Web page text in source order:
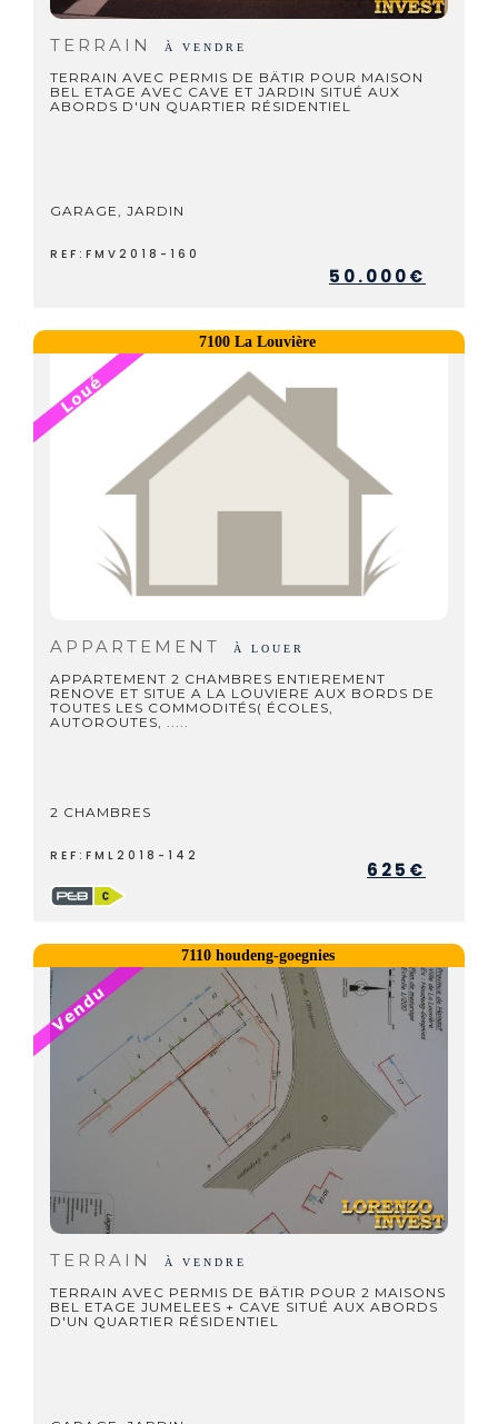
TERRAIN À VENDRE
TERRAIN AVEC PERMIS DE BÄTIR POUR MAISON
BEL ETAGE AVEC CAVE ET JARDIN SITUÉ AUX
ABORDS D'UN QUARTIER RÉSIDENTIEL
GARAGE, JARDIN
REF:FMV2018-160
50.000€
7100 La Louvière
APPARTEMENT À LOUER
APPARTEMENT 2 CHAMBRES ENTIEREMENT
RENOVE ET SITUE A LA LOUVIERE AUX BORDS DE
TOUTES LES COMMODITÉS( ÉCOLES,
AUTOROUTES, .....
2 CHAMBRES
REF:FML2018-142
625€
7110 houdeng-goegnies
TERRAIN À VENDRE
TERRAIN AVEC PERMIS DE BÄTIR POUR 2 MAISONS
BEL ETAGE JUMELEES + CAVE SITUÉ AUX ABORDS
D'UN QUARTIER RÉSIDENTIEL